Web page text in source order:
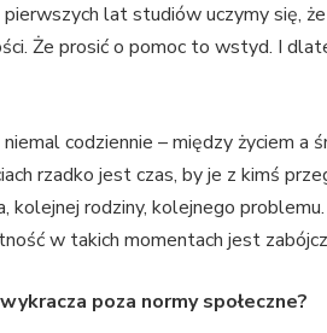
lat studiów uczymy się,
Że prosić o pomoc to wstyd. I
codziennie – między życiem a
rzadko jest czas, by je z kimś
kolejnej rodziny, kolejnego
w takich momentach jest
poza normy społeczne?